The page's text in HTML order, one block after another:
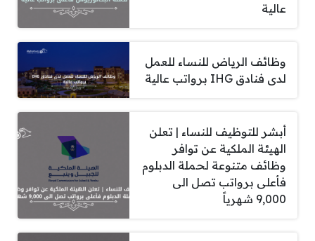
عالية
وظائف الرياض للنساء للعمل
لدى فنادق IHG برواتب عالية
أبشر للتوظيف للنساء | تعلن
الهيئة الملكية عن توافر
وظائف متنوعة لحملة الدبلوم
فأعلى برواتب تصل الى
9,000 شهرياً